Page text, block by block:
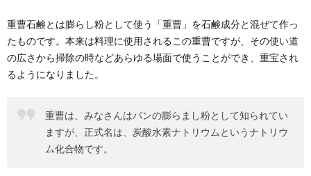
重曹石鹸とは膨らし粉として使う「重曹」を石鹸成分と混ぜて作っ
たものです。本来は料理に使用されるこの重曹ですが、その使い道
の広さから掃除の時などあらゆる場面で使うことができ、重宝され
るようになりました。
重曹は、みなさんはパンの膨らまし粉として知られてい
ますが、正式名は、炭酸水素ナトリウムというナトリウ
ム化合物です。